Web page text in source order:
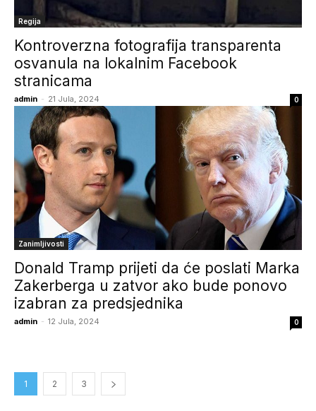
Regija
Kontroverzna fotografija transparenta
osvanula na lokalnim Facebook
stranicama
admin - 21 Jula, 2024 0
Zanimljivosti
Donald Tramp prijeti da će poslati Marka
Zakerberga u zatvor ako bude ponovo
izabran za predsjednika
admin - 12 Jula, 2024 0
1 2 3